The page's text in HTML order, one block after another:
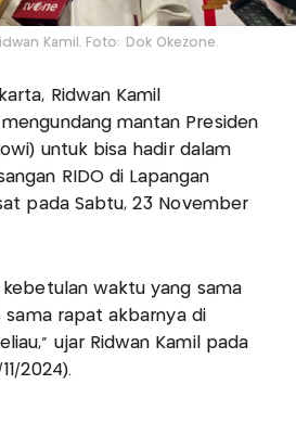
Kamil. Foto: Dok Okezone.
Ridwan Kamil
mantan Presiden
untuk bisa hadir dalam
RIDO di Lapangan
pada Sabtu, 23 November
kebetulan waktu yang sama
sama rapat akbarnya di
ujar Ridwan Kamil pada
2024).